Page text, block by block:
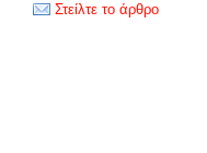
Στείλτε το άρθρο